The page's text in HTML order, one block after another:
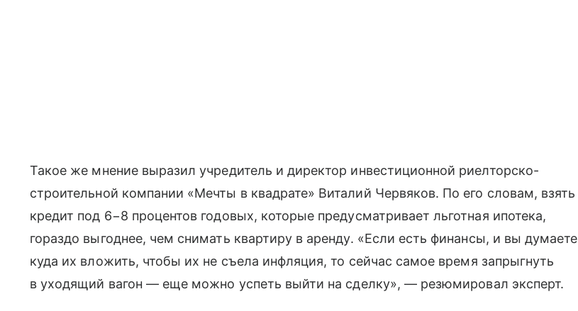
Такое же мнение выразил учредитель и директор инвестиционной риелторско-
строительной компании «Мечты в квадрате» Виталий Червяков. По его словам, взять
кредит под 6−8 процентов годовых, которые предусматривает льготная ипотека,
гораздо выгоднее, чем снимать квартиру в аренду. «Если есть финансы, и вы думаете
куда их вложить, чтобы их не съела инфляция, то сейчас самое время запрыгнуть
в уходящий вагон — еще можно успеть выйти на сделку», — резюмировал эксперт.